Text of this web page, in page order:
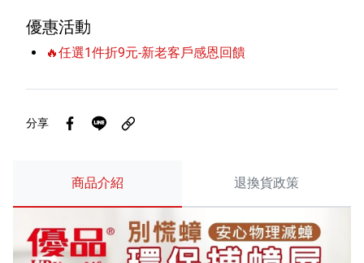
優惠活動
🔥任選1件折9元-新老客戶感恩回饋
分享
商品介紹 退換貨政策